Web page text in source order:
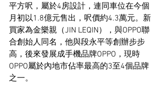
平方呎，屬於4房設計，連同車位在今個
月初以1.8億元售出，呎價約4.3萬元。新
買家為金樂親（JIN LEQIN），與OPPO聯
合創始人同名，他與段永平等創辦步步
高，後來發展成手機品牌OPPO，現時
OPPO屬於內地市佔率最高的3至4個品牌
之一。